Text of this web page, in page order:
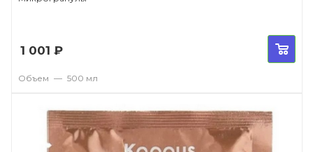
1 001 ₽
Объем — 500 мл